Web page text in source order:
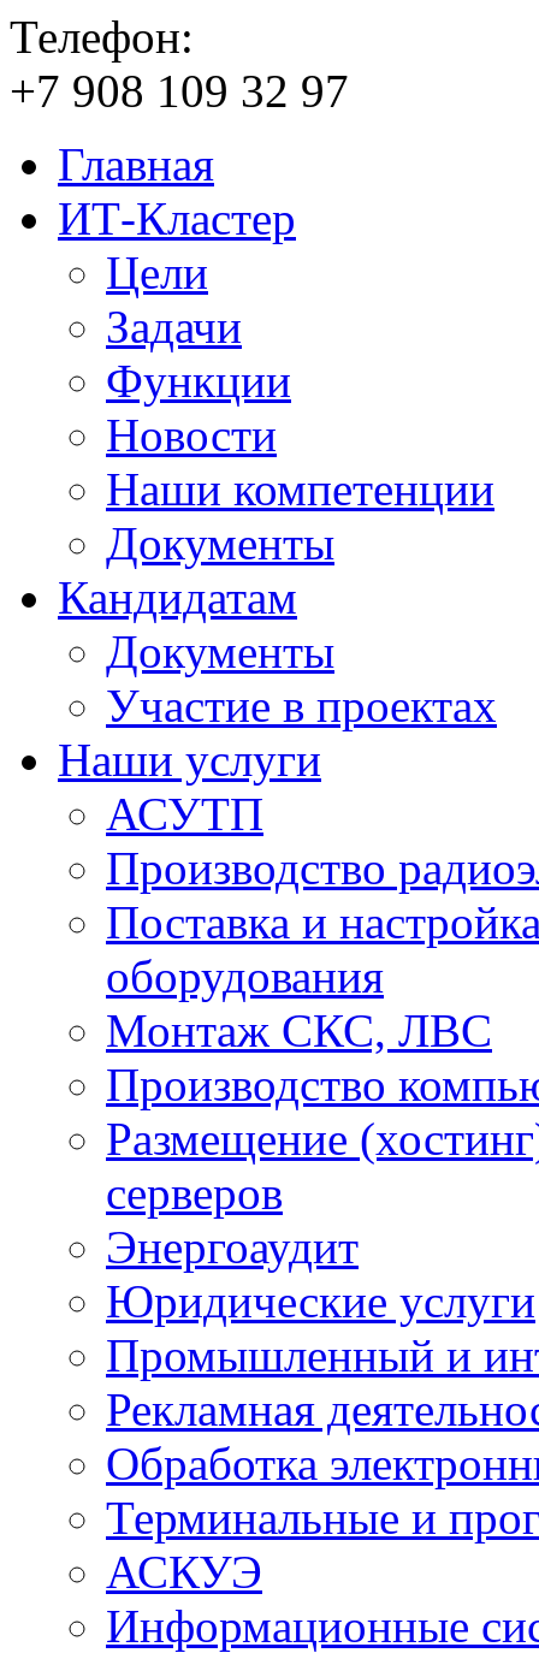
Телефон:
+7 908 109 32 97
Главная
ИТ-Кластер
Цели
Задачи
Функции
Новости
Наши компетенции
Документы
Кандидатам
Документы
Участие в проектах
Наши услуги
АСУТП
Производство
Поставка и
оборудования
Монтаж СКС, ЛВС
Производство
Размещение
серверов
Энергоаудит
Юридические услуги
Промышленный и
Рекламная
Обработка
Терминальные и
АСКУЭ
Информационные